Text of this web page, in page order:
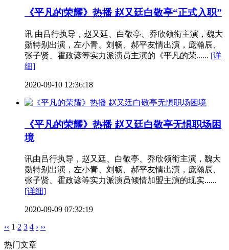
《平凡的荣耀》热播 赵又廷白敬亭“正式入职”
讯 由吕行执导，赵又廷、白敬亭、乔欣领衔主演，魏大
勋特别出演，左小青、刘畅、郝平友情出演，庞瀚辰、
张子贤、霍政谚等实力派演员主演的《平凡的荣...... [详
细]
2020-09-10 12:36:18
《平凡的荣耀》热播 赵又廷白敬亭无惧职场困
境
讯由吕行执导，赵又廷、白敬亭、乔欣领衔主演，魏大
勋特别出演，左小青、刘畅、郝平友情出演，庞瀚辰、
张子贤、霍政谚等实力派演员倾情加盟主演的现实......
[详细]
2020-09-09 07:32:19
‹‹ 1 2 3 4 › ››
热门文章